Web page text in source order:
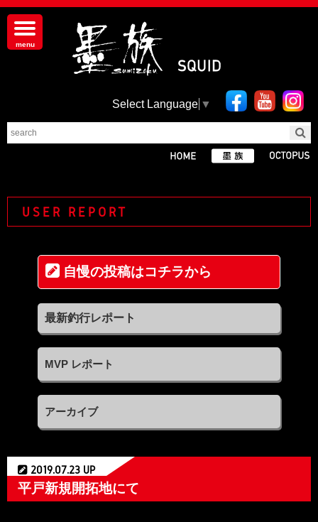
Select Language ▼
USER REPORT
自慢の投稿はコチラから
MVP レポート
アーカイブ
2019.07.23 UP
平戸新規開拓地にて